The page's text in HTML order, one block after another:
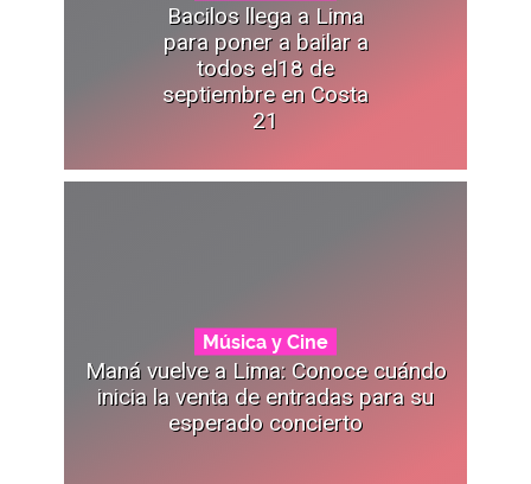
Bacilos llega a Lima
para poner a bailar a
todos el18 de
septiembre en Costa
21
Música y Cine
Maná vuelve a Lima: Conoce cuándo
inicia la venta de entradas para su
esperado concierto